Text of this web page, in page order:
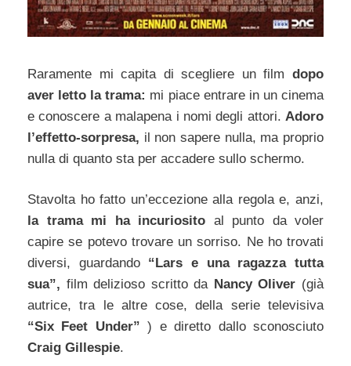
Raramente mi capita di scegliere un film dopo
aver letto la trama: mi piace entrare in un cinema
e conoscere a malapena i nomi degli attori. Adoro
l’effetto-sorpresa, il non sapere nulla, ma proprio
nulla di quanto sta per accadere sullo schermo.
Stavolta ho fatto un’eccezione alla regola e, anzi,
la trama mi ha incuriosito al punto da voler
capire se potevo trovare un sorriso. Ne ho trovati
diversi, guardando “Lars e una ragazza tutta
sua”, film delizioso scritto da Nancy Oliver (già
autrice, tra le altre cose, della serie televisiva
“Six Feet Under”) e diretto dallo sconosciuto
Craig Gillespie.